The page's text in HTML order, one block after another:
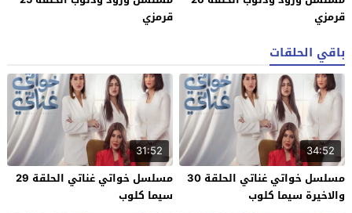
قرمزي
قرمزي
باقي الحلقات
34:52
مسلسل خواتي غناتي الحلقة 30
والاخيرة سيما كلوب
31:52
مسلسل خواتي غناتي الحلقة 29
سيما كلوب